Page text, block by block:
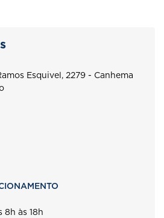
Esquivel, 2279 - Canhema
8h às 18h